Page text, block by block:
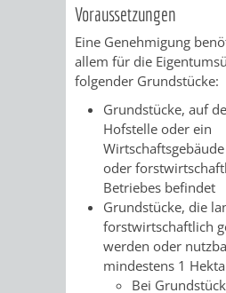
DES
OFFENEN
DENKMALS
VERMIETE
DOCH
AN
Voraussetzungen
Eine Genehmigung
allem für die
folgender Grundstücke:
Grundstücke, auf
Hofstelle oder ein
oder
Betriebes befindet
Grundstücke, die
forstwirtschaftlich
werden oder
mindestens 1
Bei